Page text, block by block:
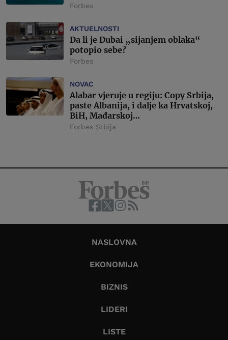
Forbes
AKTUELNOSTI
Da li je Dubai „sijanjem oblaka“
potopio sebe?
Forbes
NOVAC
Alabar vjeruje u regiju: Copy Srbija,
paste Albanija, i dalje ka Hrvatskoj,
BiH, Mađarskoj…
Forbes Srbija
NASLOVNA
EKONOMIJA
BIZNIS
LIDERI
LISTE